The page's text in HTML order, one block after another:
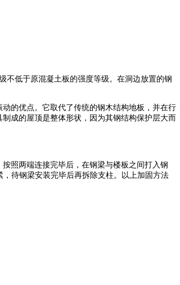
不低于原混凝土板的强度等级。在洞边放置的钢
的优点。它取代了传统的钢木结构地板，并在行
成的屋顶是整体形状，因为其钢结构保护层大而
照两端连接完毕后，在钢梁与楼板之间打入钢
待钢梁安装完毕后再拆除支柱。以上加固方法